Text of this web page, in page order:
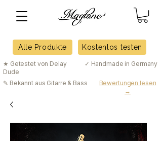
Alle Produkte Kostenlos testen
★ Getestet von Delay
Dude
✓ Handmade in Germany
✎ Bekannt aus Gitarre & Bass
Bewertungen lesen
→